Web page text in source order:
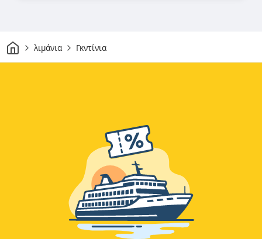
Σπίτιλιμάνια Γκντίνια